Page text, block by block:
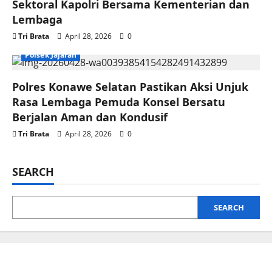
Sektoral Kapolri Bersama Kementerian dan
Lembaga
Tri Brata April 28, 2026
0
Polsek Jajaran
Polres Konawe Selatan Pastikan Aksi Unjuk
Rasa Lembaga Pemuda Konsel Bersatu
Berjalan Aman dan Kondusif
Tri Brata April 28, 2026 0
SEARCH
SEARCH